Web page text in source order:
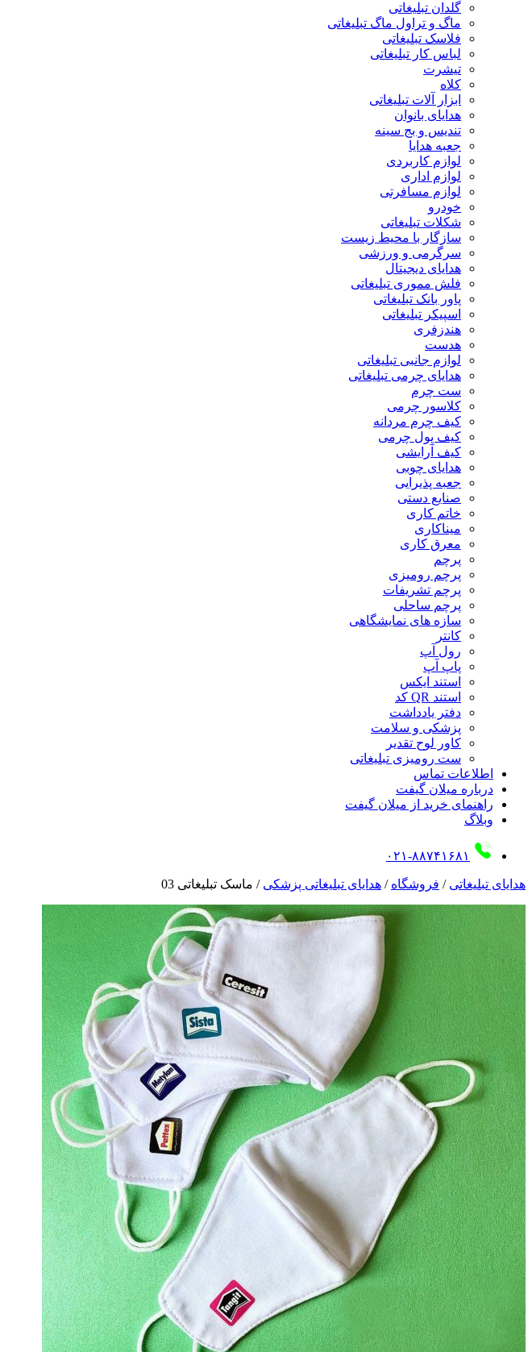
گلدان تبلیغاتی
ماگ و تراول ماگ تبلیغاتی
فلاسک تبلیغاتی
لباس کار تبلیغاتی
تیشرت
کلاه
ابزار آلات تبلیغاتی
هدایای بانوان
تندیس و بج سینه
جعبه هدایا
لوازم کاربردی
لوازم اداری
لوازم مسافرتی
خودرو
شکلات تبلیغاتی
سازگار با محیط زیست
سرگرمی و ورزشی
هدایای دیجیتال
فلش مموری تبلیغاتی
پاور بانک تبلیغاتی
اسپیکر تبلیغاتی
هندزفری
هدست
لوازم جانبی تبلیغاتی
هدایای چرمی تبلیغاتی
ست چرم
کلاسور چرمی
کیف چرم مردانه
کیف پول چرمی
کیف آرایشی
هدایای چوبی
جعبه پذیرایی
صنایع دستی
خاتم کاری
میناکاری
معرق کاری
پرچم
پرچم رومیزی
پرچم تشریفات
پرچم ساحلی
سازه های نمایشگاهی
کانتر
رول آپ
پاپ آپ
استند ایکس
استند QR کد
دفتر یادداشت
پزشکی و سلامت
کاور لوح تقدیر
ست رومیزی تبلیغاتی
اطلاعات تماس
درباره میلان گیفت
راهنمای خرید از میلان گیفت
وبلاگ
۰۲۱-۸۸۷۴۱۶۸۱
هدایای تبلیغاتی / فروشگاه / هدایای تبلیغاتی پزشکی / ماسک تبلیغاتی 03